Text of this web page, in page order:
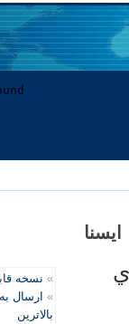
» نسخه
» ارسال به
بالاترین